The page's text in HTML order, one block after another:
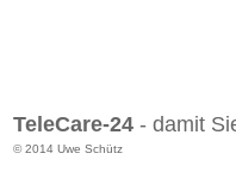
TeleCare-24 - damit
© 2014 Uwe Schütz